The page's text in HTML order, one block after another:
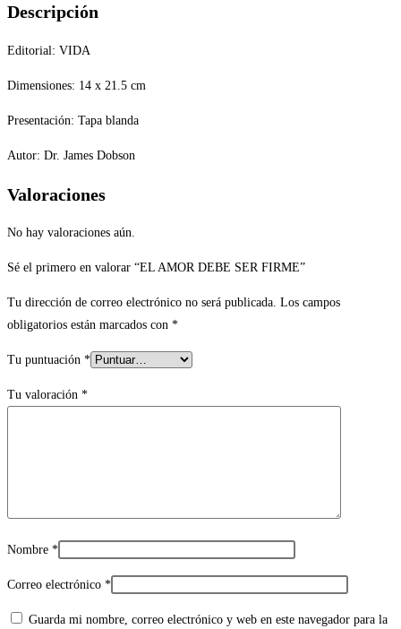
Descripción
Editorial: VIDA
Dimensiones: 14 x 21.5 cm
Presentación: Tapa blanda
Autor: Dr. James Dobson
Valoraciones
No hay valoraciones aún.
Sé el primero en valorar “EL AMOR DEBE SER FIRME”
Tu dirección de correo electrónico no será publicada. Los campos
obligatorios están marcados con *
Tu puntuación *
Tu valoración *
Nombre *
Correo electrónico *
Guarda mi nombre, correo electrónico y web en este navegador para la